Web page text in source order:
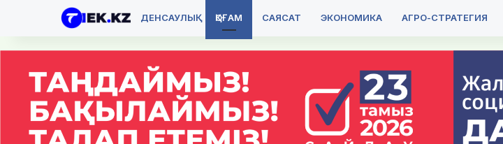
ДЕНСАУЛЫҚ ҚОҒАМ САЯСАТ ЭКОНОМИКА АГРО-СТРАТЕГИЯ